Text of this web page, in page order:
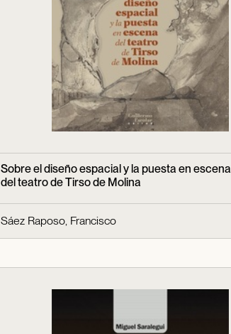
Sobre el diseño espacial y la puesta en escena
del teatro de Tirso de Molina
Sáez Raposo, Francisco